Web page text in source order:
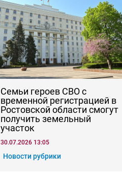
Семьи героев СВО с
временной регистрацией в
Ростовской области смогут
получить земельный
участок
30.07.2026 13:05
Новости рубрики